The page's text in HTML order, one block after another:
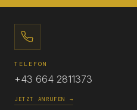
TELEFON
+43 664 2811373
JETZT ANRUFEN →